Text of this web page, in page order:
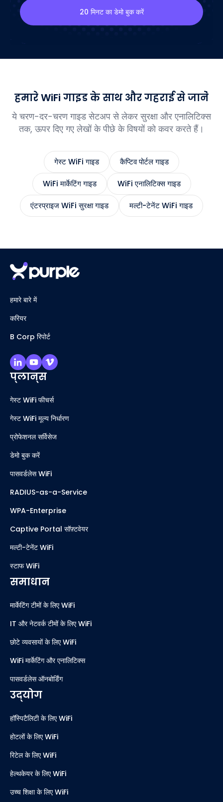
20 मिनट का डेमो बुक करें
हमारे WiFi गाइड के साथ और गहराई से जानें
ये चरण-दर-चरण गाइड सेटअप से लेकर सुरक्षा और एनालिटिक्स
तक, ऊपर दिए गए लेखों के पीछे के विषयों को कवर करते हैं।
गेस्ट WiFi गाइड कैप्टिव पोर्टल गाइड
WiFi मार्केटिंग गाइड WiFi एनालिटिक्स गाइड
एंटरप्राइज WiFi सुरक्षा गाइड मल्टी-टेनेंट WiFi गाइड
हमारे बारे में
करियर
B Corp रिपोर्ट
प्लान्स
गेस्ट WiFi फीचर्स
गेस्ट WiFi मूल्य निर्धारण
प्रोफेशनल सर्विसेज
डेमो बुक करें
पासवर्डलेस WiFi
RADIUS-as-a-Service
WPA-Enterprise
Captive Portal सॉफ़्टवेयर
मल्टी-टेनेंट WiFi
स्टाफ WiFi
समाधान
मार्केटिंग टीमों के लिए WiFi
IT और नेटवर्क टीमों के लिए WiFi
छोटे व्यवसायों के लिए WiFi
WiFi मार्केटिंग और एनालिटिक्स
पासवर्डलेस ऑनबोर्डिंग
उद्योग
हॉस्पिटैलिटी के लिए WiFi
होटलों के लिए WiFi
रिटेल के लिए WiFi
हेल्थकेयर के लिए WiFi
उच्च शिक्षा के लिए WiFi